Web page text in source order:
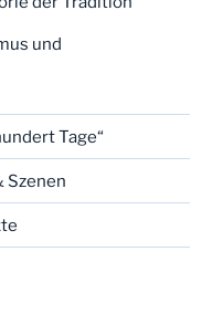
und
Tage“
Szenen